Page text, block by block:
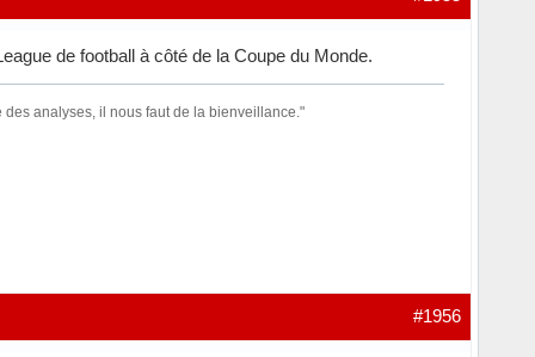
de football à côté de la Coupe du Monde.
analyses, il nous faut de la bienveillance."
#1956